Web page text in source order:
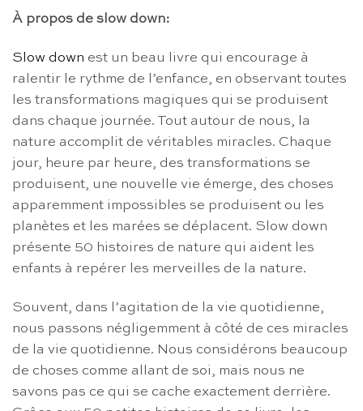
À propos de slow down:
Slow down est un beau livre qui encourage à
ralentir le rythme de l’enfance, en observant toutes
les transformations magiques qui se produisent
dans chaque journée. Tout autour de nous, la
nature accomplit de véritables miracles. Chaque
jour, heure par heure, des transformations se
produisent, une nouvelle vie émerge, des choses
apparemment impossibles se produisent ou les
planètes et les marées se déplacent. Slow down
présente 50 histoires de nature qui aident les
enfants à repérer les merveilles de la nature.
Souvent, dans l’agitation de la vie quotidienne,
nous passons négligemment à côté de ces miracles
de la vie quotidienne. Nous considérons beaucoup
de choses comme allant de soi, mais nous ne
savons pas ce qui se cache exactement derrière.